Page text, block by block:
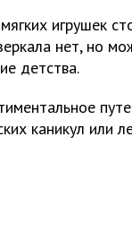
игрушек
нет, но
детства.
каникул или